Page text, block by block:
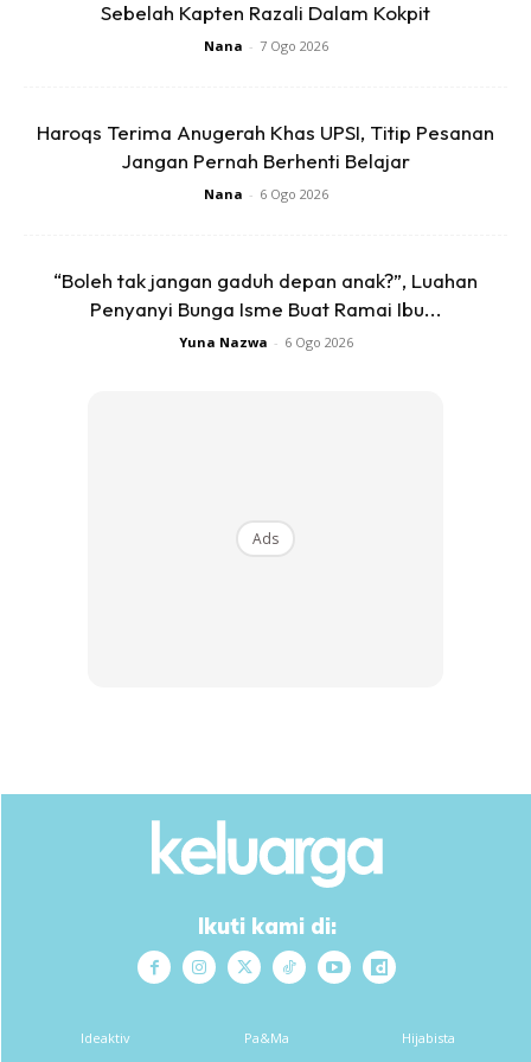
Ads
“Aku puas. Serius aku puas dapat gembirakan diorang.
View this post on Instagram
Sebelah Kapten Razali Dalam Kokpit
Nana - 7 Ogo 2026
Haroqs Terima Anugerah Khas UPSI, Titip Pesanan
Jangan Pernah Berhenti Belajar
Nana - 6 Ogo 2026
“Boleh tak jangan gaduh depan anak?”, Luahan
Penyanyi Bunga Isme Buat Ramai Ibu...
Yuna Nazwa - 6 Ogo 2026
Ads
Ikuti kami di:
Ideaktiv Pa&Ma Hijabista